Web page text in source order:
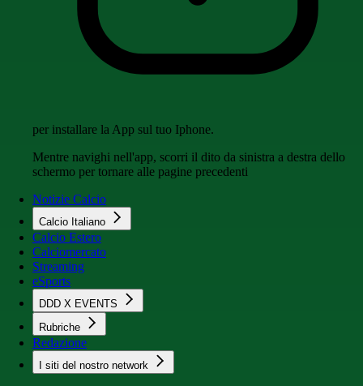
per installare la App sul tuo Iphone.
Mentre navighi nell'app, scorri il dito da sinistra a destra dello
schermo per tornare alle pagine precedenti
Notizie Calcio
Calcio Italiano
Calcio Estero
Calciomercato
Streaming
eSports
DDD X EVENTS
Rubriche
Redazione
I siti del nostro network